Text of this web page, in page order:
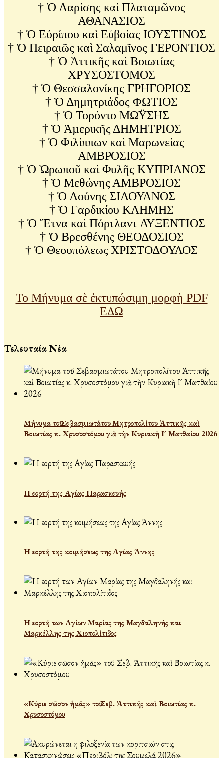
† Ὁ Λαρίσης καί Πλαταμῶνος
ΑΘΑΝΑΣΙΟΣ
† Ὁ Εὐρίπου καὶ Εὐβοίας ΙΟΥΣΤΙΝΟΣ
† Ὁ Πειραιῶς καὶ Σαλαμῖνος ΓΕΡΟΝΤΙΟΣ
† Ὁ Ἀττικῆς καὶ Βοιωτίας
ΧΡΥΣΟΣΤΟΜΟΣ
† Ὁ Θεσσαλονίκης ΓΡΗΓΟΡΙΟΣ
† Ὁ Δημητριάδος ΦΩΤΙΟΣ
† Ὁ Τορόντο ΜΩΫΣΗΣ
† Ὁ Ἀµερικῆς ΔΗΜΗΤΡΙΟΣ
† Ὁ Φιλίππων καὶ Μαρωνείας
ΑΜΒΡΟΣΙΟΣ
† Ὁ Ὠρωποῦ καὶ Φυλῆς ΚΥΠΡΙΑΝΟΣ
† Ὁ Μεθώνης ΑΜΒΡΟΣΙΟΣ
† Ὁ Λούνης ΣΙΛΟΥΑΝΟΣ
† Ὁ Γαρδικίου ΚΛΗΜΗΣ
† Ὁ Ἔτνα καὶ Πόρτλαντ ΑΥΞΕΝΤΙΟΣ
† Ὁ Βρεσθένης ΘΕΟΔΟΣΙΟΣ
† Ὁ Θεουπόλεως ΧΡΙΣΤΟΔΟΥΛΟΣ
Το Μήνυμα σὲ ἐκτυπώσιμη μορφὴ PDF
ΕΔΩ
Τελευταία Νέα
Μήνυμα τοῦ Σεβασμιωτάτου Μητροπολίτου Ἀττικῆς καὶ
Βοιωτίας κ. Χρυσοστόμου γιὰ τὴν Κυριακὴ Ι´ Ματθαίου 2026
Η εορτή της Αγίας Παρασκευής
Η εορτή της κοιμήσεως της Αγίας Άννης
Η εορτή των Αγίων Μαρίας της Μαγδαληνής και
Μαρκέλλης της Χιοπολίτιδος
«Κύριε σῶσον ἡμᾶς» τοῦ Σεβ. Ἀττικῆς καὶ Βοιωτίας κ.
Χρυσοστόμου